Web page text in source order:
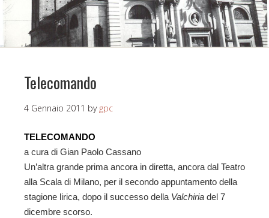
Telecomando
4 Gennaio 2011 by gpc
TELECOMANDO
a cura di Gian Paolo Cassano
Un’altra grande prima ancora in diretta, ancora dal Teatro
alla Scala di Milano, per il secondo appuntamento della
stagione lirica, dopo il successo della Valchiria del 7
dicembre scorso.